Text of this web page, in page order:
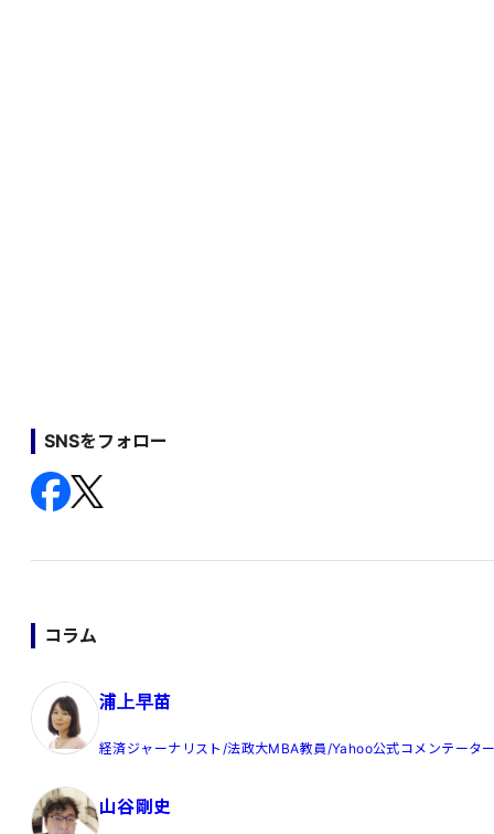
SNSをフォロー
コラム
浦上早苗
経済ジャーナリスト/法政大MBA教員/Yahoo公式コメンテータ
山谷剛史